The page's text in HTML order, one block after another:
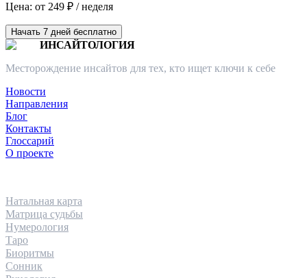
Цена: от 249 ₽ / неделя
Начать 7 дней бесплатно
ИНСАЙТОЛОГИЯ
Месторождение инсайтов для тех, кто ищет ключи к себе
Новости
Направления
Блог
Контакты
Глоссарий
О проекте
Натальная карта
Матрица судьбы
Нумерология
Таро
Биоритмы
Сонник